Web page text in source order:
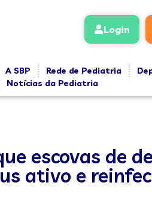
Login
A SBP Rede de Pediatria
Notícias da Pediatria
escovas de
ativo e